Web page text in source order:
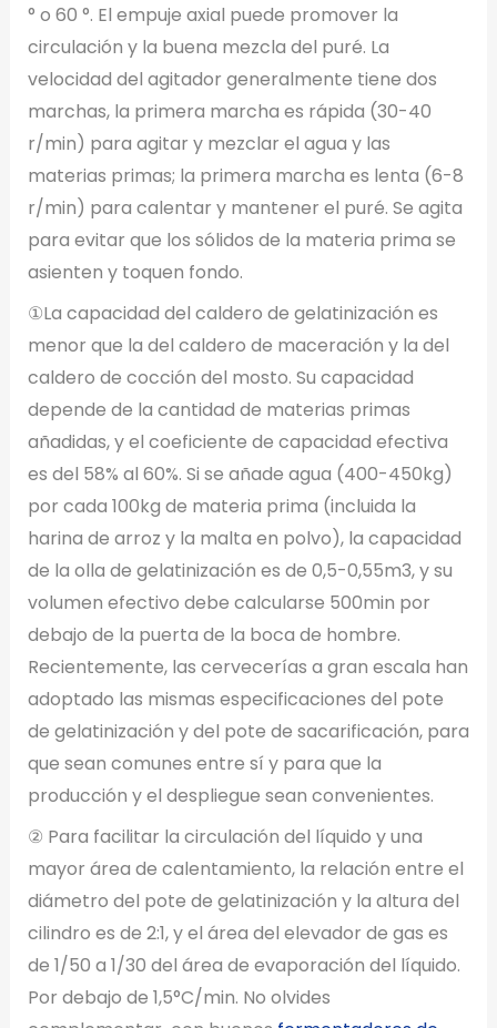
° o 60 °. El empuje axial puede promover la
circulación y la buena mezcla del puré. La
velocidad del agitador generalmente tiene dos
marchas, la primera marcha es rápida (30-40
r/min) para agitar y mezclar el agua y las
materias primas; la primera marcha es lenta (6-8
r/min) para calentar y mantener el puré. Se agita
para evitar que los sólidos de la materia prima se
asienten y toquen fondo.
①La capacidad del caldero de gelatinización es
menor que la del caldero de maceración y la del
caldero de cocción del mosto. Su capacidad
depende de la cantidad de materias primas
añadidas, y el coeficiente de capacidad efectiva
es del 58% al 60%. Si se añade agua (400-450kg)
por cada 100kg de materia prima (incluida la
harina de arroz y la malta en polvo), la capacidad
de la olla de gelatinización es de 0,5-0,55m3, y su
volumen efectivo debe calcularse 500min por
debajo de la puerta de la boca de hombre.
Recientemente, las cervecerías a gran escala han
adoptado las mismas especificaciones del pote
de gelatinización y del pote de sacarificación, para
que sean comunes entre sí y para que la
producción y el despliegue sean convenientes.
② Para facilitar la circulación del líquido y una
mayor área de calentamiento, la relación entre el
diámetro del pote de gelatinización y la altura del
cilindro es de 2:1, y el área del elevador de gas es
de 1/50 a 1/30 del área de evaporación del líquido.
Por debajo de 1,5°C/min. No olvides